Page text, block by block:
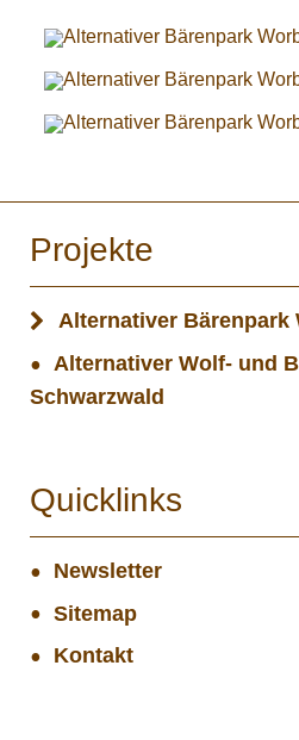
Projekte
Alternativer Bärenpark
Alternativer Wolf- und
Schwarzwald
Quicklinks
Newsletter
Sitemap
Kontakt